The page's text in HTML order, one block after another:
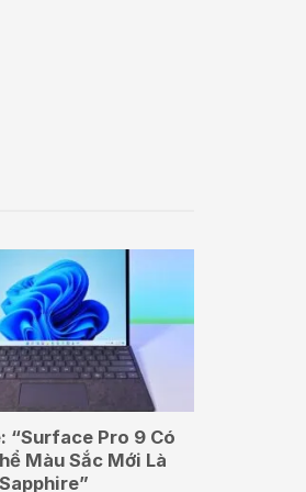
“Surface Pro 9 Có
Màu Sắc Mới Là